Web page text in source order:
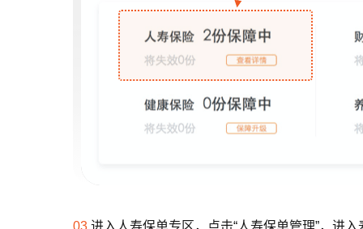
03.进入人寿保单专区，点击“人寿保单管理”，进入